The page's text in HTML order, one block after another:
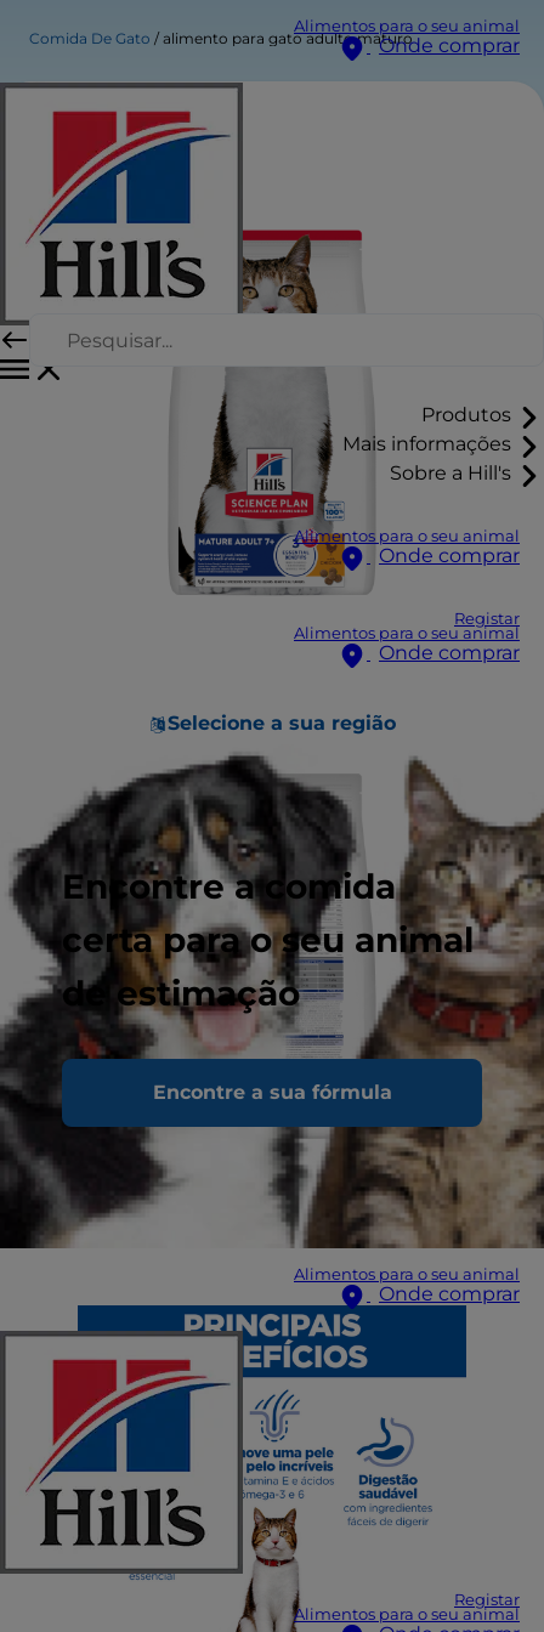
Alimentos para o seu animal
Onde comprar
Produtos
Mais informações
Sobre a Hill's
Alimentos para o seu animal
Onde comprar
Registar
Alimentos para o seu animal
Onde comprar
Selecione a sua região
Encontre a comida
certa para o seu animal
de estimação
Encontre a sua fórmula
Alimentos para o seu animal
Onde comprar
Registar
Alimentos para o seu animal
Comida De Gato alimento para gato adulto maturo